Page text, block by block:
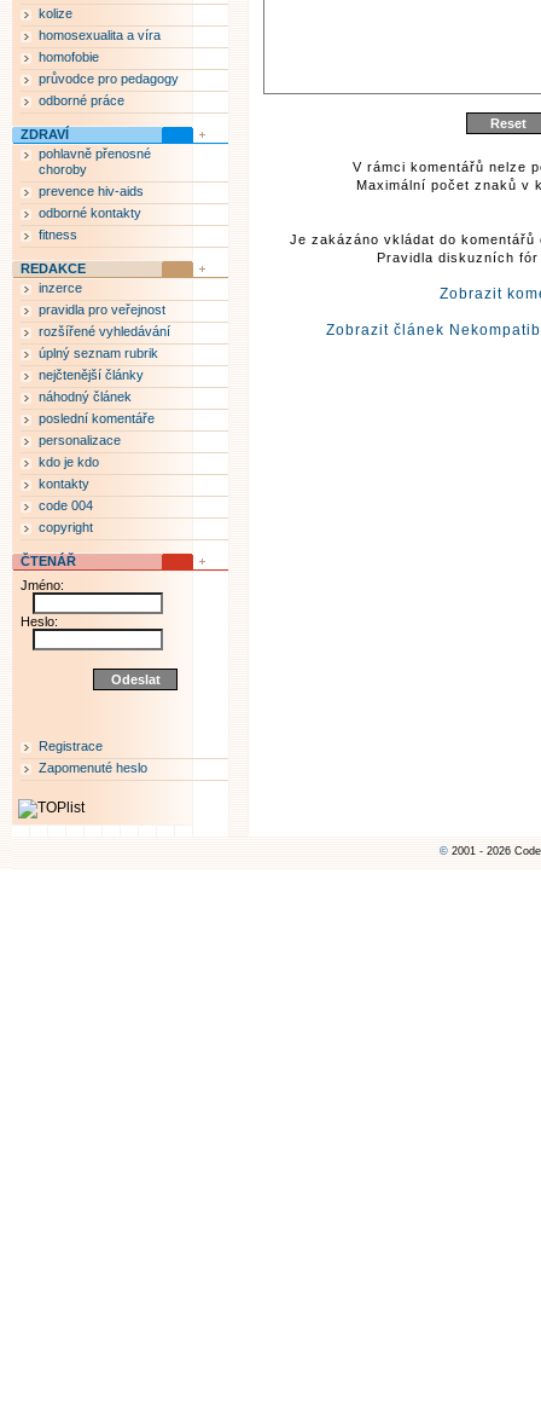
V rámci komentářů nelze
Maximální počet znaků v
Je zakázáno vkládat do
Pravidla diskuzních
Zobrazit
Zobrazit článek
kolize
homosexualita a víra
homofobie
průvodce pro pedagogy
odborné práce
ZDRAVÍ
pohlavně přenosné
choroby
prevence hiv-aids
odborné kontakty
fitness
REDAKCE
inzerce
pravidla pro veřejnost
rozšířené vyhledávání
úplný seznam rubrik
nejčtenější články
náhodný článek
poslední komentáře
personalizace
kdo je kdo
kontakty
code 004
copyright
ČTENÁŘ
Jméno:
Heslo:
Registrace
Zapomenuté heslo
© 2001 - 2026